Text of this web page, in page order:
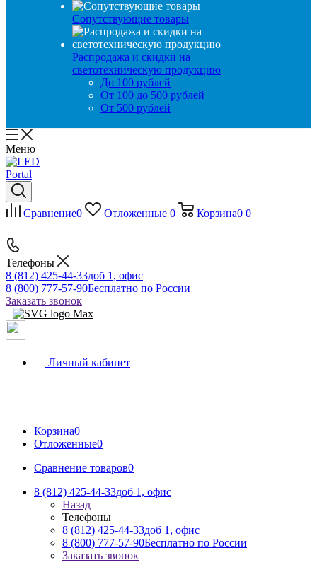
Сопутствующие товары
Распродажа и скидки на
светотехническую продукцию
До 100 рублей
От 100 до 500 рублей
От 500 рублей
Меню
Сравнение0 Отложенные 0 Корзина0 0
Телефоны
8 (812) 425-44-33доб 1, офис
8 (800) 777-57-90Бесплатно по России
Заказать звонок
Личный кабинет
Корзина0
Отложенные0
Сравнение товаров0
8 (812) 425-44-33доб 1, офис
Назад
Телефоны
8 (812) 425-44-33доб 1, офис
8 (800) 777-57-90Бесплатно по России
Заказать звонок